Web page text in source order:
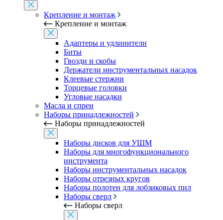
Крепление и монтаж
Крепление и монтаж
Адаптеры и удлинители
Биты
Гвозди и скобы
Держатели инструментальных насадок
Клеевые стержни
Торцевые головки
Угловые насадки
Масла и спреи
Наборы принадлежностей
Наборы принадлежностей
Наборы дисков для УШМ
Наборы для многофункционального
инструмента
Наборы инструментальных насадок
Наборы отрезных кругов
Наборы полотен для лобзиковых пил
Наборы сверл
Наборы сверл